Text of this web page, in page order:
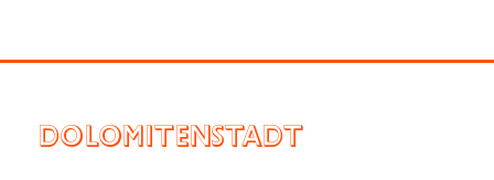
DOLOMITENSTADT